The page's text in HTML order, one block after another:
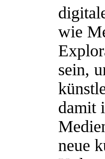
wie
sein,
damit
neue